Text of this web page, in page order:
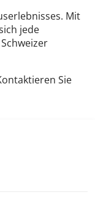
Mit
jede
Sie